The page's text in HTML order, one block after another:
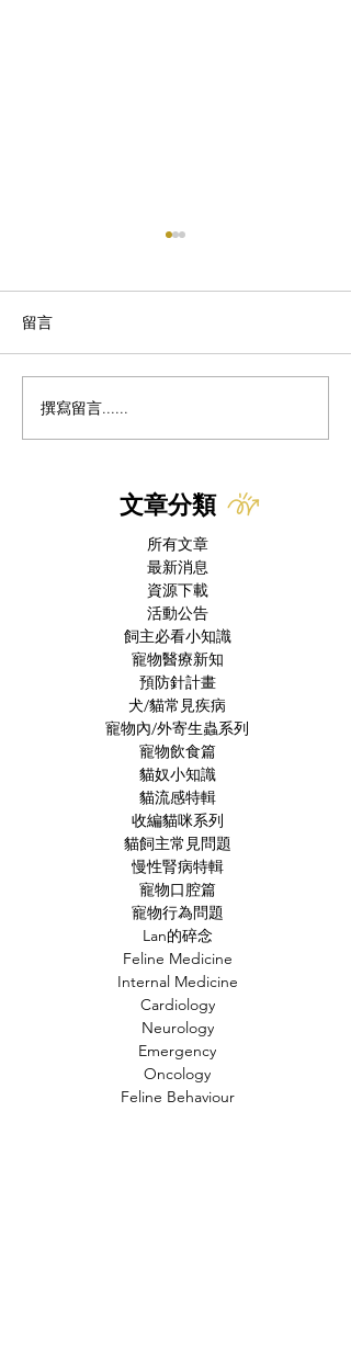
研究新知｜Lorazepam能
降低公貓尿道阻塞的復發
留言
撰寫留言......
文章分類
所有文章
最新消息
資源下載
活動公告
飼主必看小知識
寵物醫療新知
預防針計畫
犬/貓常見疾病
寵物內/外寄生蟲系列
寵物飲食篇
貓奴小知識
貓流感特輯
收編貓咪系列
貓飼主常見問題
慢性腎病特輯
寵物口腔篇
寵物行為問題
Lan的碎念
Feline Medicine
Internal Medicine
Cardiology
Neurology
Emergency
Oncology
Feline Behaviour